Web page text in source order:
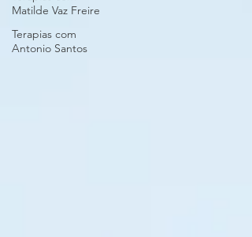
Matilde Vaz Freire
Terapias com
Antonio Santos